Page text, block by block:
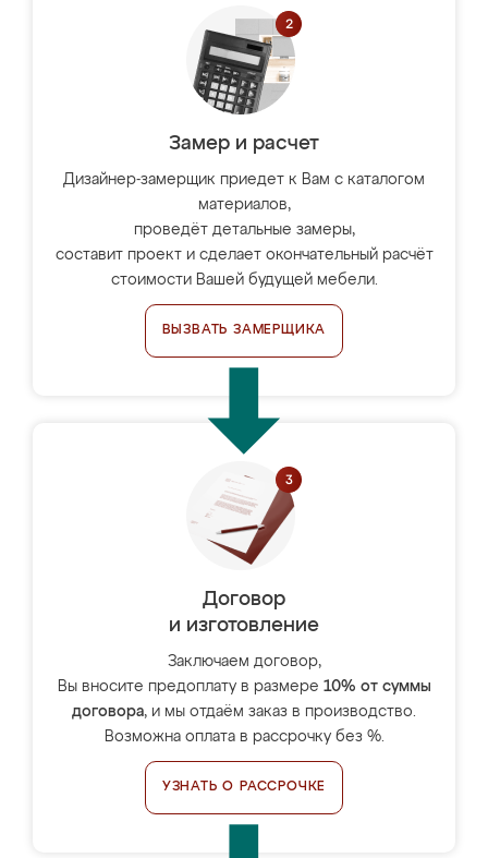
Замер и расчет
Дизайнер-замерщик приедет к Вам с каталогом
материалов,
проведёт детальные замеры,
составит проект и сделает окончательный расчёт
стоимости Вашей будущей мебели.
ВЫЗВАТЬ ЗАМЕРЩИКА
Договор
и изготовление
Заключаем договор,
Вы вносите предоплату в размере 10% от суммы
договора, и мы отдаём заказ в производство.
Возможна оплата в рассрочку без %.
УЗНАТЬ О РАССРОЧКЕ